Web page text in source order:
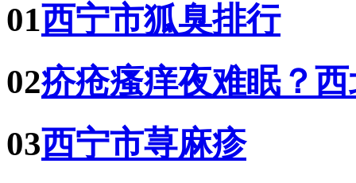
01西宁市狐臭排行
02疥疮瘙痒夜难眠？
03西宁市荨麻疹